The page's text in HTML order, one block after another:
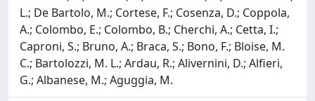
L.; De Bartolo, M.; Cortese, F.; Cosenza, D.; Coppola,
A.; Colombo, E.; Colombo, B.; Cherchi, A.; Cetta, I.;
Caproni, S.; Bruno, A.; Braca, S.; Bono, F.; Bloise, M.
C.; Bartolozzi, M. L.; Ardau, R.; Alivernini, D.; Alfieri,
G.; Albanese, M.; Aguggia, M.